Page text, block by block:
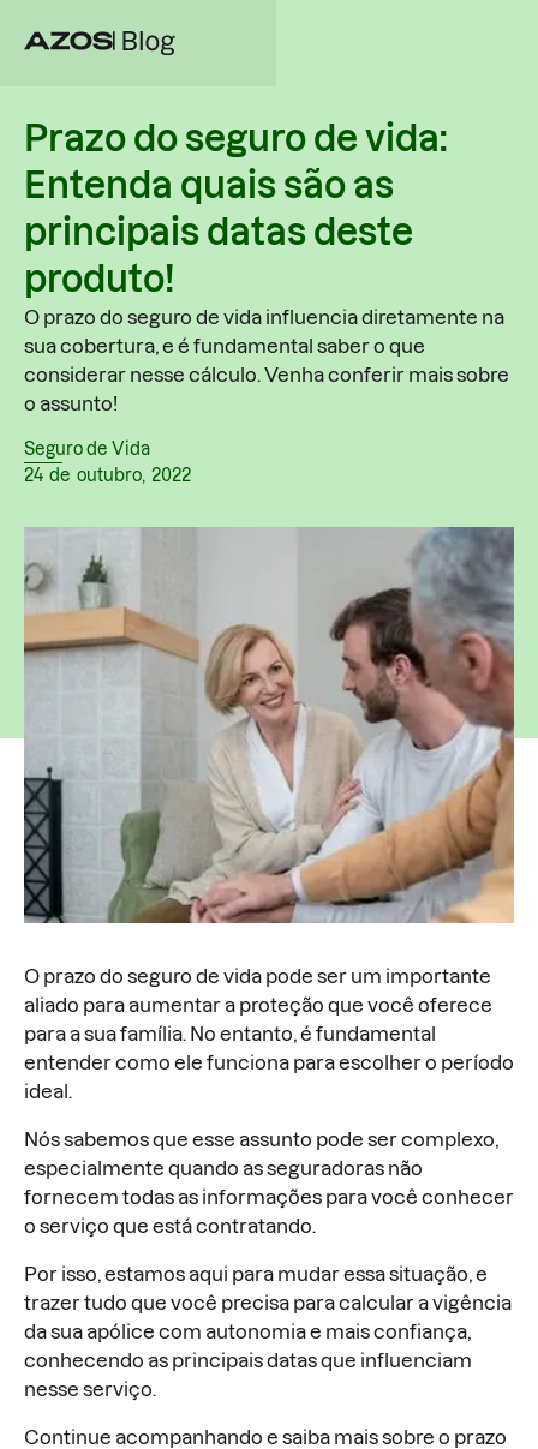
Prazo do seguro de vida:
Entenda quais são as
principais datas deste
produto!
O prazo do seguro de vida influencia diretamente na
sua cobertura, e é fundamental saber o que
considerar nesse cálculo. Venha conferir mais sobre
o assunto!
Seguro de Vida
24 de outubro, 2022
O prazo do seguro de vida pode ser um importante
aliado para aumentar a proteção que você oferece
para a sua família. No entanto, é fundamental
entender como ele funciona para escolher o período
ideal.
Nós sabemos que esse assunto pode ser complexo,
especialmente quando as seguradoras não
fornecem todas as informações para você conhecer
o serviço que está contratando.
Por isso, estamos aqui para mudar essa situação, e
trazer tudo que você precisa para calcular a vigência
da sua apólice com autonomia e mais confiança,
conhecendo as principais datas que influenciam
nesse serviço.
Continue acompanhando e saiba mais sobre o prazo